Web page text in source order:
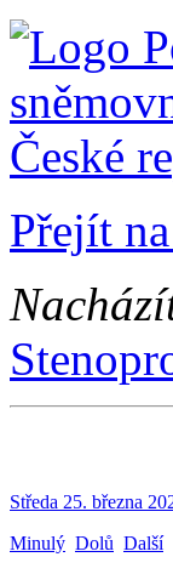
Přejít
Středa 25. března
Minulý Dolů Další